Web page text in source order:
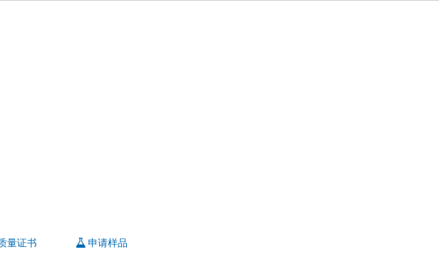
量证书 申请样品